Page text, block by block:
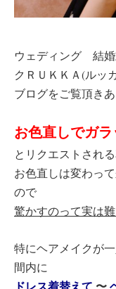
ウェディング 結
クＲＵＫＫＡ(ルッ
ブログをご覧頂き
お色直しでガ
とリクエストされ
お色直しは変わっ
ので
驚かすのって実は
特にヘアメイクが
間内に
ドレス着替えて 〜